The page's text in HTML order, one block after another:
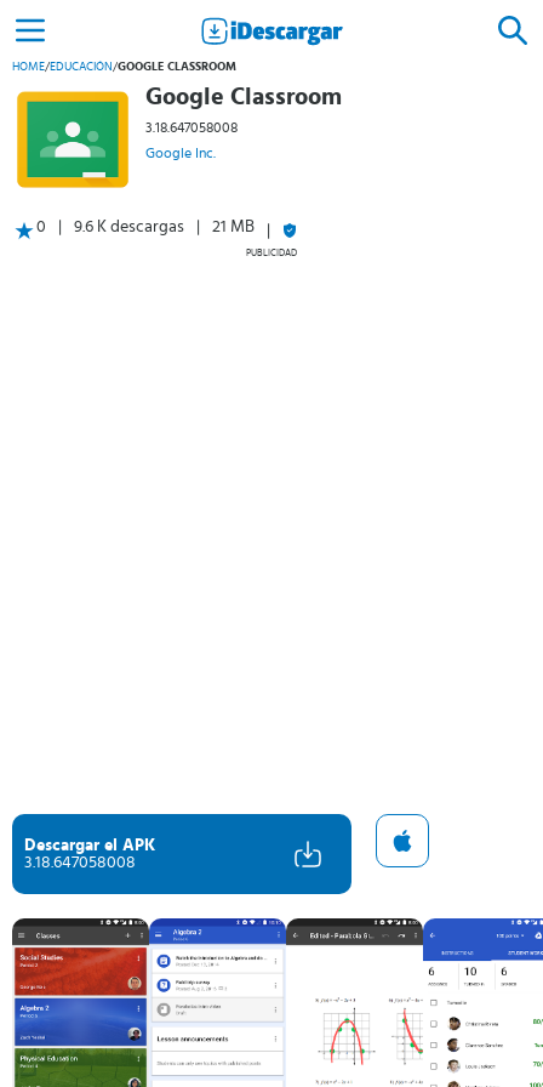
HOME/EDUCACIÓN/GOOGLE CLASSROOM
Google Classroom
3.18.647058008
Google Inc.
0 9.6 K descargas 21 MB
PUBLICIDAD
Descargar el APK
3.18.647058008